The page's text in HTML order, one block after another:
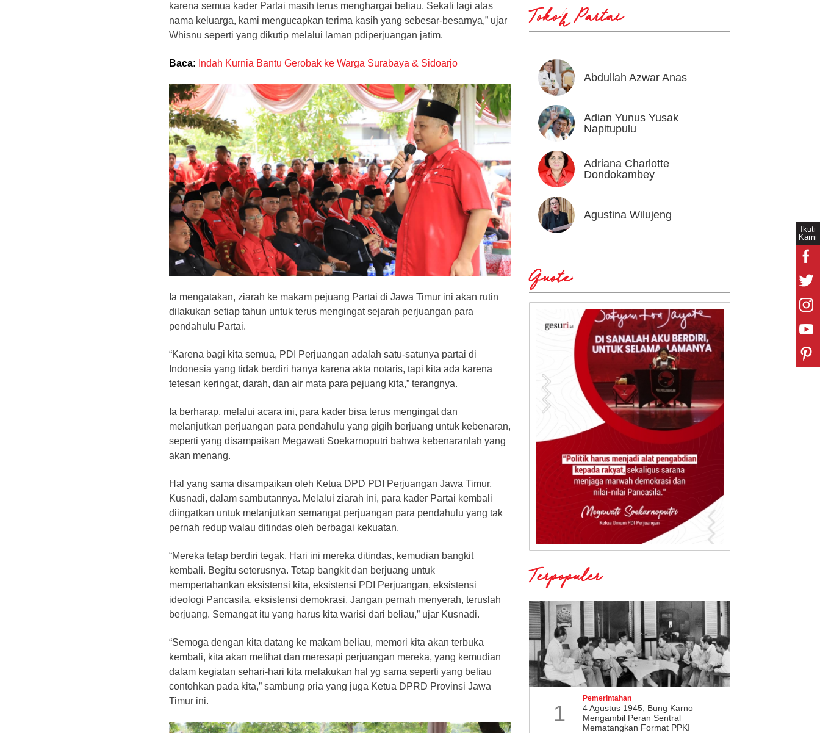
Ikuti
Kami
karena semua kader Partai masih terus menghargai beliau. Sekali lagi atas
nama keluarga, kami mengucapkan terima kasih yang sebesar-besarnya,” ujar
Whisnu seperti yang dikutip melalui laman pdiperjuangan jatim.
Baca: Indah Kurnia Bantu Gerobak ke Warga Surabaya & Sidoarjo
Ia mengatakan, ziarah ke makam pejuang Partai di Jawa Timur ini akan rutin
dilakukan setiap tahun untuk terus mengingat sejarah perjuangan para
pendahulu Partai.
“Karena bagi kita semua, PDI Perjuangan adalah satu-satunya partai di
Indonesia yang tidak berdiri hanya karena akta notaris, tapi kita ada karena
tetesan keringat, darah, dan air mata para pejuang kita,” terangnya.
Ia berharap, melalui acara ini, para kader bisa terus mengingat dan
melanjutkan perjuangan para pendahulu yang gigih berjuang untuk kebenaran,
seperti yang disampaikan Megawati Soekarnoputri bahwa kebenaranlah yang
akan menang.
Hal yang sama disampaikan oleh Ketua DPD PDI Perjuangan Jawa Timur,
Kusnadi, dalam sambutannya. Melalui ziarah ini, para kader Partai kembali
diingatkan untuk melanjutkan semangat perjuangan para pendahulu yang tak
pernah redup walau ditindas oleh berbagai kekuatan.
“Mereka tetap berdiri tegak. Hari ini mereka ditindas, kemudian bangkit
kembali. Begitu seterusnya. Tetap bangkit dan berjuang untuk
mempertahankan eksistensi kita, eksistensi PDI Perjuangan, eksistensi
ideologi Pancasila, eksistensi demokrasi. Jangan pernah menyerah, teruslah
berjuang. Semangat itu yang harus kita warisi dari beliau,” ujar Kusnadi.
“Semoga dengan kita datang ke makam beliau, memori kita akan terbuka
kembali, kita akan melihat dan meresapi perjuangan mereka, yang kemudian
dalam kegiatan sehari-hari kita melakukan hal yg sama seperti yang beliau
contohkan pada kita,” sambung pria yang juga Ketua DPRD Provinsi Jawa
Timur ini.
Tokoh Partai
Abdullah Azwar Anas
Adian Yunus Yusak
Napitupulu
Adriana Charlotte
Dondokambey
Agustina Wilujeng
Quote
Terpopuler
1
Pemerintahan
4 Agustus 1945, Bung Karno
Mengambil Peran Sentral
Mematangkan Format PPKI